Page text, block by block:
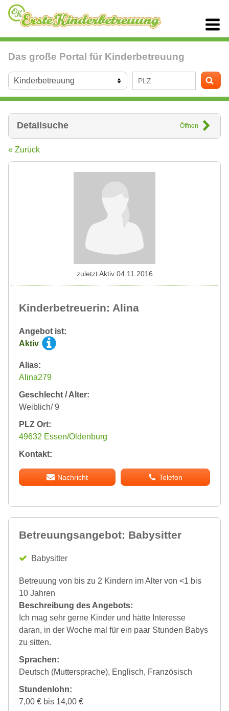
Das große Portal für Kinderbetreuung
Detailsuche Öffnen
« Zurück
Kinderbetreuerin: Alina
Angebot ist:
Aktiv
Alias:
Alina279
Geschlecht / Alter:
Weiblich/ 9
PLZ Ort:
49632 Essen/Oldenburg
Kontakt:
Nachricht Telefon
zuletzt Aktiv 04.11.2016
Betreuungsangebot: Babysitter
Babysitter
Betreuung von bis zu 2 Kindern im Alter von <1 bis
10 Jahren
Beschreibung des Angebots:
Ich mag sehr gerne Kinder und hätte Interesse
daran, in der Woche mal für ein paar Stunden Babys
zu sitten.
Sprachen:
Deutsch (Muttersprache), Englisch, Französisch
Stundenlohn:
7,00 € bis 14,00 €